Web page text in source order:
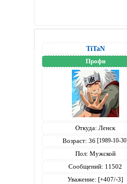
TiTaN
Профи
Откуда: Ленск
Возраст: 36 [1989-10-30]
Пол: Мужской
Сообщений: 11502
Уважение: [+407/-3]